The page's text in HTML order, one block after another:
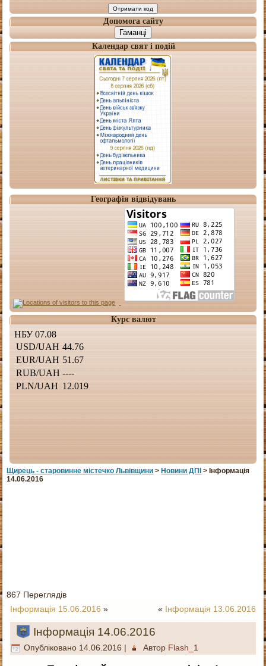
Допомога сайту
Гаманці
Календар свят і подій
Географія відвідувань
Курс валют
Щирець - старовинне мiстечко Львiвщини >Новини ДПІ > Інформація
14.06.2016
867 Переглядів
Інформація 15.06.2016 » « Інформація 13.06.2016
Інформація 14.06.2016
Опубліковано 14.06.2016 | Автор Flash_1